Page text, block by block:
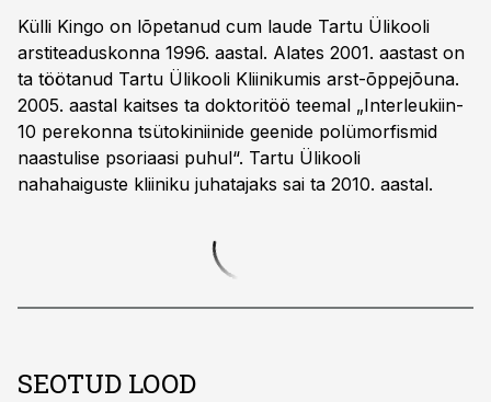
Külli Kingo on lõpetanud cum laude Tartu Ülikooli
arstiteaduskonna 1996. aastal. Alates 2001. aastast on
ta töötanud Tartu Ülikooli Kliinikumis arst-õppejõuna.
2005. aastal kaitses ta doktoritöö teemal „Interleukiin-
10 perekonna tsütokiniinide geenide polümorfismid
naastulise psoriaasi puhul“. Tartu Ülikooli
nahahaiguste kliiniku juhatajaks sai ta 2010. aastal.
SEOTUD LOOD